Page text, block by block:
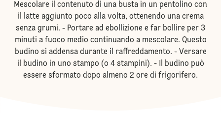
Mescolare il contenuto di una busta in un pentolino con
il latte aggiunto poco alla volta, ottenendo una crema
senza grumi. - Portare ad ebollizione e far bollire per 3
minuti a fuoco medio continuando a mescolare. Questo
budino si addensa durante il raffreddamento. - Versare
il budino in uno stampo (o 4 stampini). - Il budino può
essere sformato dopo almeno 2 ore di frigorifero.